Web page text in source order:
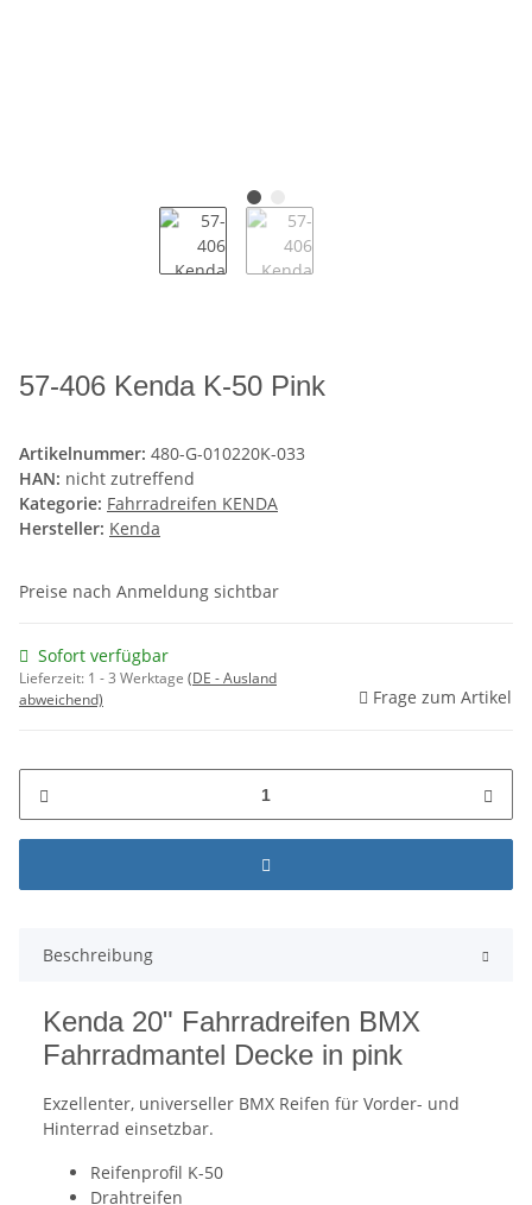
57-406 Kenda K-50 Pink
Artikelnummer: 480-G-010220K-033
HAN: nicht zutreffend
Kategorie: Fahrradreifen KENDA
Hersteller: Kenda
Preise nach Anmeldung sichtbar
Sofort verfügbar
Lieferzeit: 1 - 3 Werktage (DE - Ausland
abweichend)
Frage zum Artikel
Beschreibung
Kenda 20" Fahrradreifen BMX
Fahrradmantel Decke in pink
Exzellenter, universeller BMX Reifen für Vorder- und
Hinterrad einsetzbar.
Reifenprofil K-50
Drahtreifen